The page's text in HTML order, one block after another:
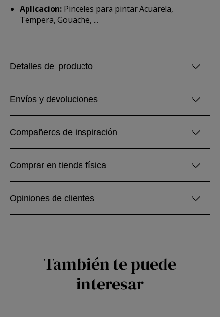
Aplicacion: Pinceles para pintar Acuarela,
Tempera, Gouache, ...
Detalles del producto
Envíos y devoluciones
Compañeros de inspiración
Comprar en tienda física
Opiniones de clientes
También te puede
interesar